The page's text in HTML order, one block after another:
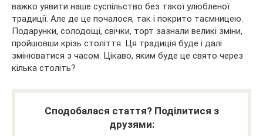
важко уявити наше суспільство без такої улюбленої
традиції. Але де це почалося, так і покрито таємницею.
Подарунки, солодощі, свічки, торт зазнали великі зміни,
пройшовши крізь століття. Ця традиція буде і далі
змінюватися з часом. Цікаво, яким буде це свято через
кілька століть?
Сподобалася стаття? Поділитися з
друзями: